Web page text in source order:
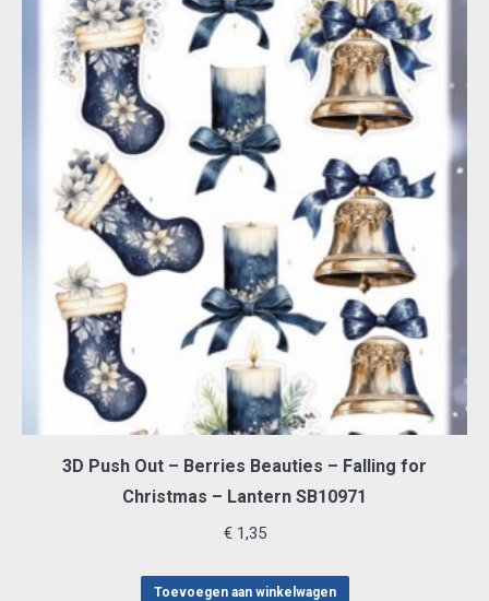
3D Push Out – Berries Beauties – Falling for
Christmas – Lantern SB10971
€1,35
Toevoegen aan winkelwagen